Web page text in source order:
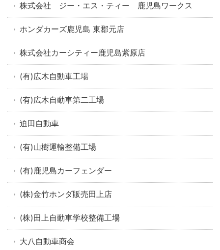
株式会社 ジー・エス・ティー 鹿児島ワークス
ホンダカーズ鹿児島 東郡元店
株式会社カーシティー鹿児島紫原店
(有)広木自動車工場
(有)広木自動車第二工場
迫田自動車
(有)山樹運輸整備工場
(有)鹿児島カーフェンダー
(株)金竹ホンダ販売田上店
(株)田上自動車学校整備工場
大八自動車商会